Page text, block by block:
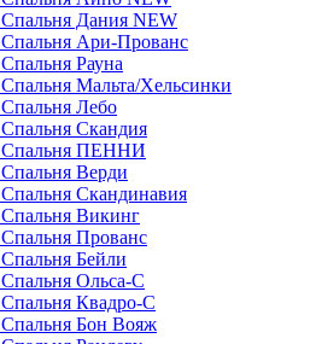
Спальня Дания NEW
Спальня Ари-Прованс
Спальня Рауна
Спальня Мальта/Хельсинки
Спальня Лебо
Спальня Скандия
Спальня ПЕННИ
Спальня Верди
Спальня Скандинавия
Спальня Викинг
Спальня Прованс
Спальня Бейли
Спальня Ольса-С
Спальня Квадро-С
Спальня Бон Вояж